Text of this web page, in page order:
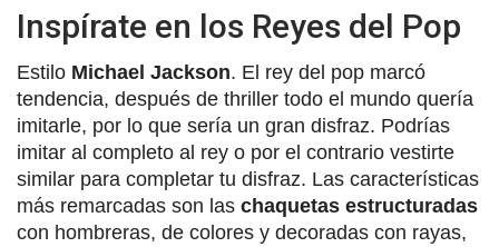
Inspírate en los Reyes del Pop
Estilo Michael Jackson. El rey del pop marcó
tendencia, después de thriller todo el mundo quería
imitarle, por lo que sería un gran disfraz. Podrías
imitar al completo al rey o por el contrario vestirte
similar para completar tu disfraz. Las características
más remarcadas son las chaquetas estructuradas
con hombreras, de colores y decoradas con rayas,